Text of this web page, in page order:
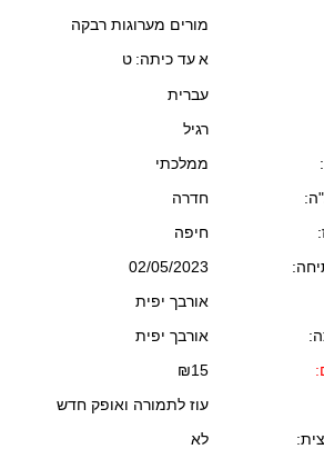
מורים מערוגות רבקה
אעד כיתה: ט
עברית
רגיל
ממלכתי
חדרה
חיפה
02/05/2023
אורבך יפית
אורבך יפית
₪15
עוז לתמורה ואופק חדש
לא